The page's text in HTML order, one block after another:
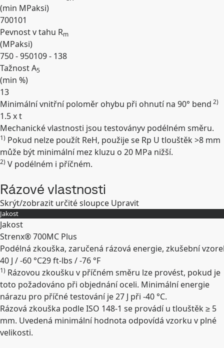
(min MPaksi)
700101
Pevnost v tahu Rm
(MPaksi)
750 - 950109 - 138
Tažnost A5
(min %)
13
Minimální vnitřní poloměr ohybu při ohnutí na 90° bend 2)
1.5 x t
Rozbalit
Mechanické vlastnosti jsou testoványv podélném směru.
1) Pokud nelze použít ReH, použije se Rp U tlouštěk >8 mm
může být minimální mez kluzu o 20 MPa nižší.
2) V podélném i příčném.
Rázové vlastnosti
Skrýt/zobrazit určité sloupce Upravit
Jakost
Jakost
Strenx® 700MC Plus
Podélná zkouška, zaručená rázová energie, zkušební
40 J / -60 °C29 ft-lbs / -76 °F
Rozbalit
1) Rázovou zkoušku v příčném směru lze provést, pokud je
toto požadováno při objednání oceli. Minimální energie
nárazu pro příčné testování je 27 J při -40 °C.
Rázová zkouška podle ISO 148-1 se provádí u tlouštěk ≥ 5
mm. Uvedená minimální hodnota odpovídá vzorku v plné
velikosti.